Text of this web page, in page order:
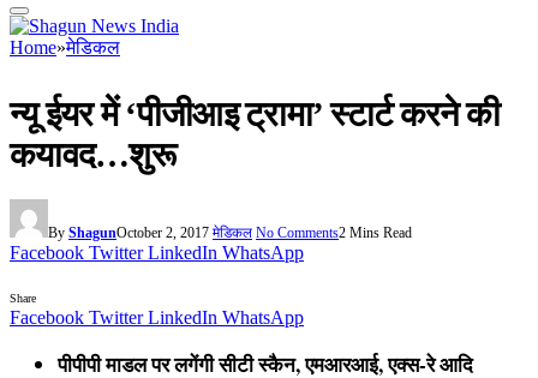
Home»मेडिकल
न्यू ईयर में ‘पीजीआइ ट्रामा’ स्टार्ट करने की
कयावद…शुरू
By ShagunOctober 2, 2017 मेडिकल No Comments2 Mins Read
Facebook Twitter LinkedIn WhatsApp
Share
Facebook Twitter LinkedIn WhatsApp
पीपीपी माडल पर लगेंगी सीटी स्कैन, एमआरआई, एक्स-रे आदि